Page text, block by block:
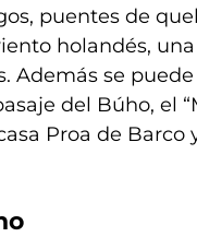
puentes de
holandés,
Además se
del Búho, el
Proa de